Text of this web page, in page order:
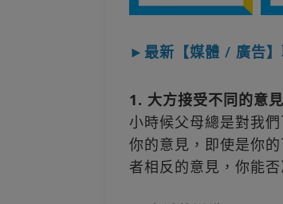
►最新【媒體 / 廣告
1. 大方接受不同的意見
小時候父母總是對我
你的意見，即使是你
者相反的意見，你能